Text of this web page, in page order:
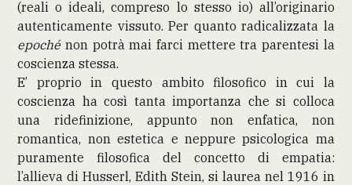
(reali o ideali, compreso lo stesso io) all’originario
autenticamente vissuto. Per quanto radicalizzata la
epochénon potrà mai farci mettere tra parentesi la
coscienza stessa.
E’ proprio in questo ambito filosofico in cui la
coscienza ha così tanta importanza che si colloca
una ridefinizione, appunto non enfatica, non
romantica, non estetica e neppure psicologica ma
puramente filosofica del concetto di empatia:
l’allieva di Husserl, Edith Stein, si laurea nel 1916 in